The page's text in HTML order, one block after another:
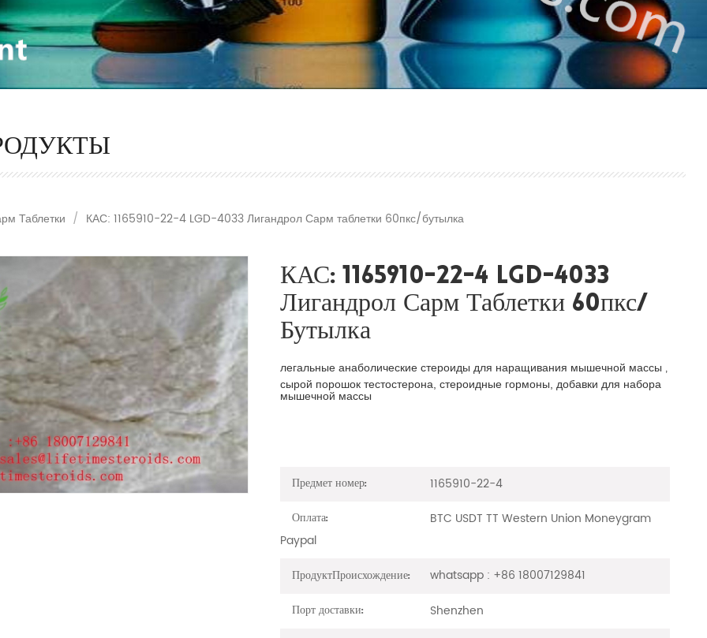
Таблетки / КАС: 1165910-22-4 LGD-4033 Лигандрол Сарм таблетки 60пкс/бутылка
КАС: 1165910-22-4 LGD-4033
Лигандрол Сарм Таблетки 60пкс/
Бутылка
легальные анаболические стероиды для наращивания мышечной массы ,
сырой порошок тестостерона, стероидные гормоны, добавки для набора
мышечной массы
Предмет номер: 1165910-22-4
Оплата:
BTC USDT TT Western Union Moneygram
Paypal
ПродуктПроисхождение: whatsapp : +86 18007129841
Порт доставки: Shenzhen